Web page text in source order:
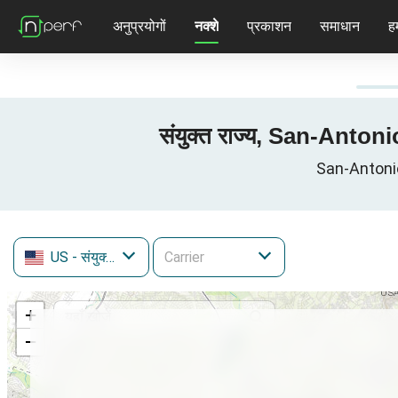
अनुप्रयोगों नक्शे प्रकाशन समाधान
संयुक्त राज्य, San-
San-
US - संयुक्त राज्य
+
−